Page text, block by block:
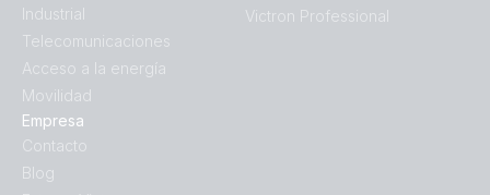
Industrial
Telecomunicaciones
Acceso a la energía
Movilidad
Empresa
Contacto
Blog
Victron Professional